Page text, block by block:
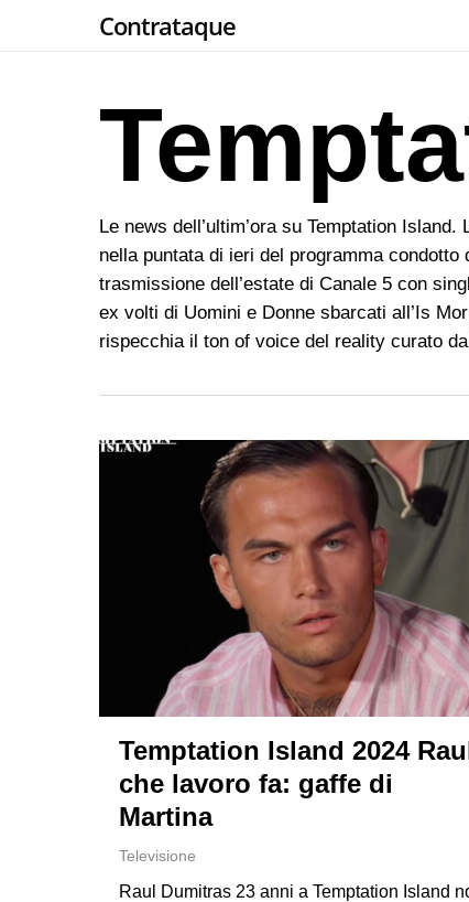
Contrataque
Le news dell’ultim’ora su Temptation
nella puntata di ieri del programma
trasmissione dell’estate di Canale 5 con
ex volti di Uomini e Donne sbarcati all’Is
rispecchia il ton of voice del reality curato
Temptation Island 2024
che lavoro fa: gaffe di
Martina
Televisione
Raul Dumitras 23 anni a Temptation Island